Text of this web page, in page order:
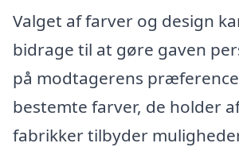
Valget af farver og design
bidrage til at gøre gaven
på modtagerens
bestemte farver, de holder
fabrikker tilbyder